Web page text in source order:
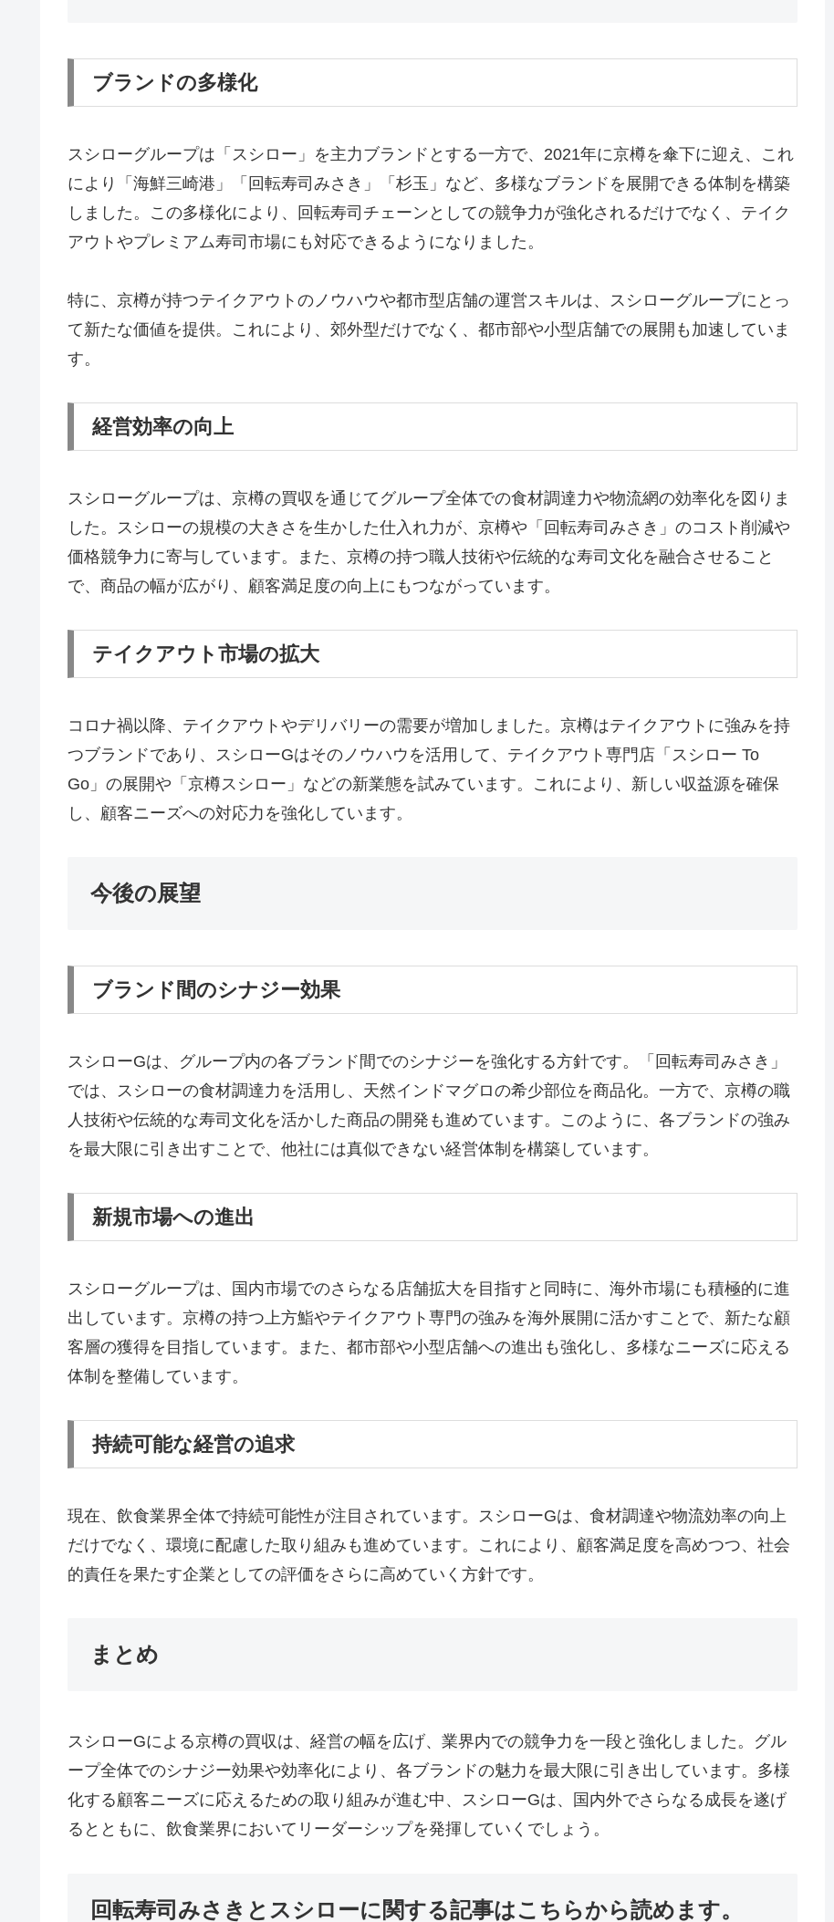
ブランドの多様化
スシローグループは「スシロー」を主力ブランドとする一方で、2021年に京樽を傘下に迎え、これ
により「海鮮三崎港」「回転寿司みさき」「杉玉」など、多様なブランドを展開できる体制を構築
しました。この多様化により、回転寿司チェーンとしての競争力が強化されるだけでなく、テイク
アウトやプレミアム寿司市場にも対応できるようになりました。
特に、京樽が持つテイクアウトのノウハウや都市型店舗の運営スキルは、スシローグループにとっ
て新たな価値を提供。これにより、郊外型だけでなく、都市部や小型店舗での展開も加速していま
す。
経営効率の向上
スシローグループは、京樽の買収を通じてグループ全体での食材調達力や物流網の効率化を図りま
した。スシローの規模の大きさを生かした仕入れ力が、京樽や「回転寿司みさき」のコスト削減や
価格競争力に寄与しています。また、京樽の持つ職人技術や伝統的な寿司文化を融合させること
で、商品の幅が広がり、顧客満足度の向上にもつながっています。
テイクアウト市場の拡大
コロナ禍以降、テイクアウトやデリバリーの需要が増加しました。京樽はテイクアウトに強みを持
つブランドであり、スシローGはそのノウハウを活用して、テイクアウト専門店「スシロー To
Go」の展開や「京樽スシロー」などの新業態を試みています。これにより、新しい収益源を確保
し、顧客ニーズへの対応力を強化しています。
今後の展望
ブランド間のシナジー効果
スシローGは、グループ内の各ブランド間でのシナジーを強化する方針です。「回転寿司みさき」
では、スシローの食材調達力を活用し、天然インドマグロの希少部位を商品化。一方で、京樽の職
人技術や伝統的な寿司文化を活かした商品の開発も進めています。このように、各ブランドの強み
を最大限に引き出すことで、他社には真似できない経営体制を構築しています。
新規市場への進出
スシローグループは、国内市場でのさらなる店舗拡大を目指すと同時に、海外市場にも積極的に進
出しています。京樽の持つ上方鮨やテイクアウト専門の強みを海外展開に活かすことで、新たな顧
客層の獲得を目指しています。また、都市部や小型店舗への進出も強化し、多様なニーズに応える
体制を整備しています。
持続可能な経営の追求
現在、飲食業界全体で持続可能性が注目されています。スシローGは、食材調達や物流効率の向上
だけでなく、環境に配慮した取り組みも進めています。これにより、顧客満足度を高めつつ、社会
的責任を果たす企業としての評価をさらに高めていく方針です。
まとめ
スシローGによる京樽の買収は、経営の幅を広げ、業界内での競争力を一段と強化しました。グル
ープ全体でのシナジー効果や効率化により、各ブランドの魅力を最大限に引き出しています。多様
化する顧客ニーズに応えるための取り組みが進む中、スシローGは、国内外でさらなる成長を遂げ
るとともに、飲食業界においてリーダーシップを発揮していくでしょう。
回転寿司みさきとスシローに関する記事はこちらから読めます。